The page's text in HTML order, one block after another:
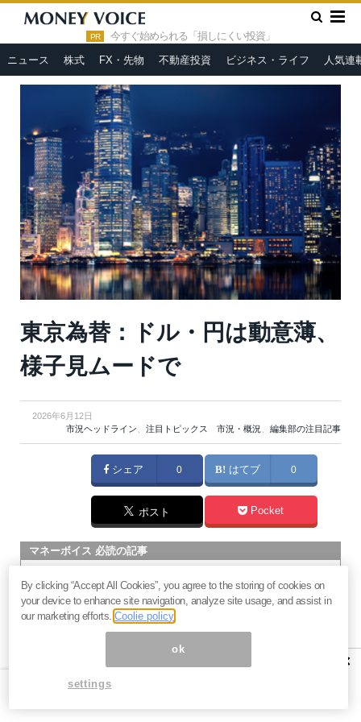
PR 今すぐ始められる「損しにくい投資」
ニュース 株式 FX・先物 不動産投資 ビジネス・ライフ 人気連
HOME » 市況ヘッドライン
東京為替：ドル・円は動意薄、様
東京為替：ドル・円は動意薄、
様子見ムードで
2026年6月12日
市況ヘッドライン、 注目トピックス 市況・概況、 編集部の注目記事
シェア 0 はてブ 0
ポスト Pocket
マネーボイス 必読の記事
将来性とリスク
過去最高益「サンリオ」は買いか？決算で見えた“強い事
業”と“脆い統治”の同居
村田製作所なぜ株価3.8倍急騰？AIデータセンター需要の期待
社
×
By clicking “Accept All Cookies”, you agree to the storing of cookies on
your device to enhance site navigation, analyze site usage, and assist in
our marketing efforts.Coolie policy
ok
settings